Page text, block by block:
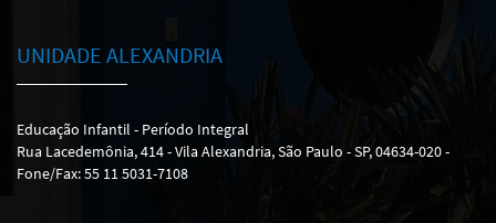
UNIDADE ALEXANDRIA
Educação Infantil - Período Integral
Rua Lacedemônia, 414 - Vila Alexandria, São Paulo - SP, 04634-020 -
Fone/Fax: 55 11 5031-7108